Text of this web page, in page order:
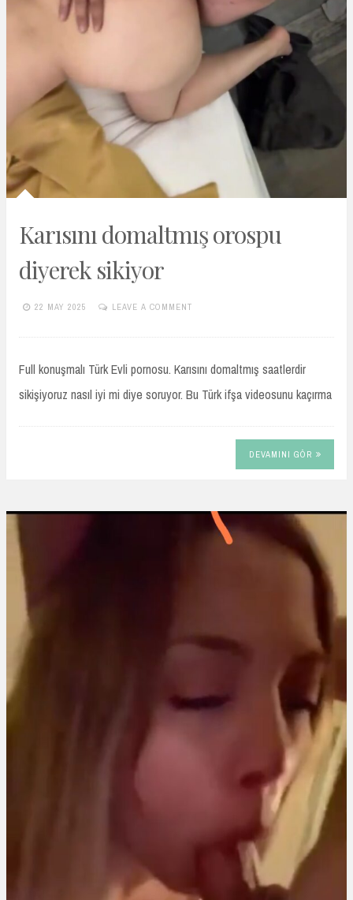
Karısını domaltmış orospu
diyerek sikiyor
22 MAY 2025
LEAVE A COMMENT
Full konuşmalı Türk Evli pornosu. Karısını domaltmış saatlerdir
sikişiyoruz nasıl iyi mi diye soruyor. Bu Türk ifşa videosunu kaçırma
DEVAMINI GÖR